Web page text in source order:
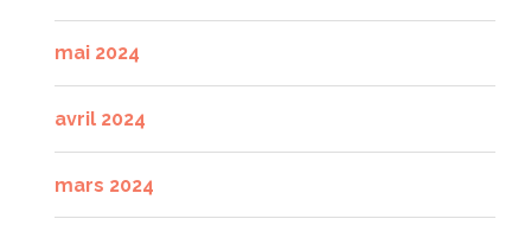
mai 2024
avril 2024
mars 2024